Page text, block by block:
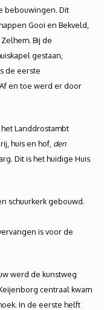
bebouwingen. Dit
Gooi en Bekveld,
Bij de
gestaan,
de eerste
en toe werd er door
Landdrostambt
huis en hof, den
Dit is het huidige Huis
schuurkerk gebouwd.
is voor de
werd de kunstweg
centraal kwam
In de eerste helft